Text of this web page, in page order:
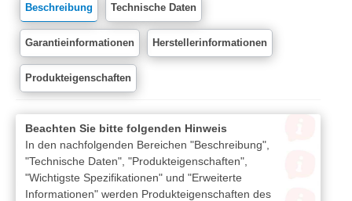
Beschreibung Technische Daten
Garantieinformationen Herstellerinformationen
Produkteigenschaften
Beachten Sie bitte folgenden Hinweis
In den nachfolgenden Bereichen "Beschreibung",
"Technische Daten", "Produkteigenschaften",
"Wichtigste Spezifikationen" und "Erweiterte
Informationen" werden Produkteigenschaften des